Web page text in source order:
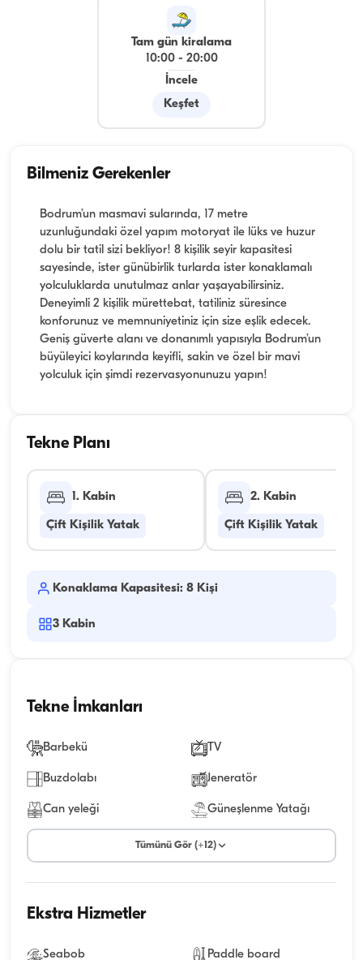
Tam gün kiralama
10:00- 20:00
İncele
Keşfet
Bilmeniz Gerekenler
Bodrum’un masmavi sularında, 17 metre
uzunluğundaki özel yapım motoryat ile lüks ve huzur
dolu bir tatil sizi bekliyor! 8 kişilik seyir kapasitesi
sayesinde, ister günübirlik turlarda ister konaklamalı
yolculuklarda unutulmaz anlar yaşayabilirsiniz.
Deneyimli 2 kişilik mürettebat, tatiliniz süresince
konforunuz ve memnuniyetiniz için size eşlik edecek.
Geniş güverte alanı ve donanımlı yapısıyla Bodrum’un
büyüleyici koylarında keyifli, sakin ve özel bir mavi
yolculuk için şimdi rezervasyonunuzu yapın!
Tekne Planı
1. Kabin
Çift Kişilik Yatak
2. Kabin
Çift Kişilik Yatak
Konaklama Kapasitesi: 8 Kişi
3 Kabin
Tekne İmkanları
Barbekü TV
Buzdolabı Jeneratör
Can yeleği Güneşlenme Yatağı
Tümünü Gör (+12)
Ekstra Hizmetler
Seabob Paddle board